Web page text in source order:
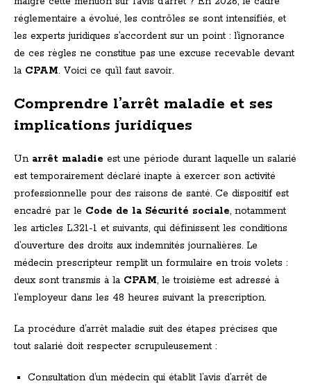
réglementaire a évolué, les contrôles se sont intensifiés, et
les experts juridiques s’accordent sur un point : l’ignorance
de ces règles ne constitue pas une excuse recevable devant
la CPAM. Voici ce qu’il faut savoir.
Comprendre l’arrêt maladie et ses
implications juridiques
Un arrêt maladie est une période durant laquelle un salarié
est temporairement déclaré inapte à exercer son activité
professionnelle pour des raisons de santé. Ce dispositif est
encadré par le Code de la Sécurité sociale, notamment
les articles L.321-1 et suivants, qui définissent les conditions
d’ouverture des droits aux indemnités journalières. Le
médecin prescripteur remplit un formulaire en trois volets :
deux sont transmis à la CPAM, le troisième est adressé à
l’employeur dans les 48 heures suivant la prescription.
La procédure d’arrêt maladie suit des étapes précises que
tout salarié doit respecter scrupuleusement :
Consultation d’un médecin qui établit l’avis d’arrêt de